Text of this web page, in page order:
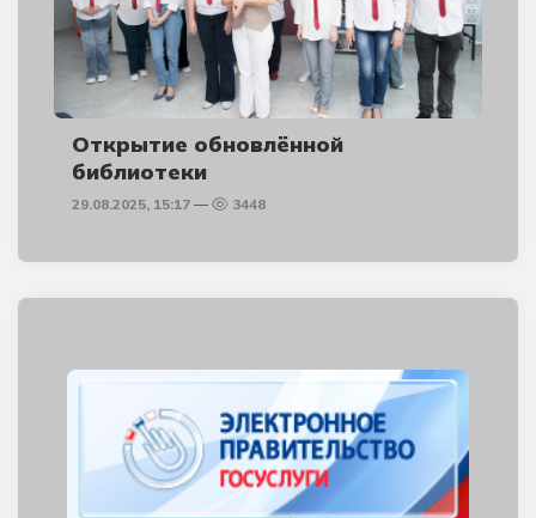
Открытие обновлённой
библиотеки
29.08.2025, 15:17 3448